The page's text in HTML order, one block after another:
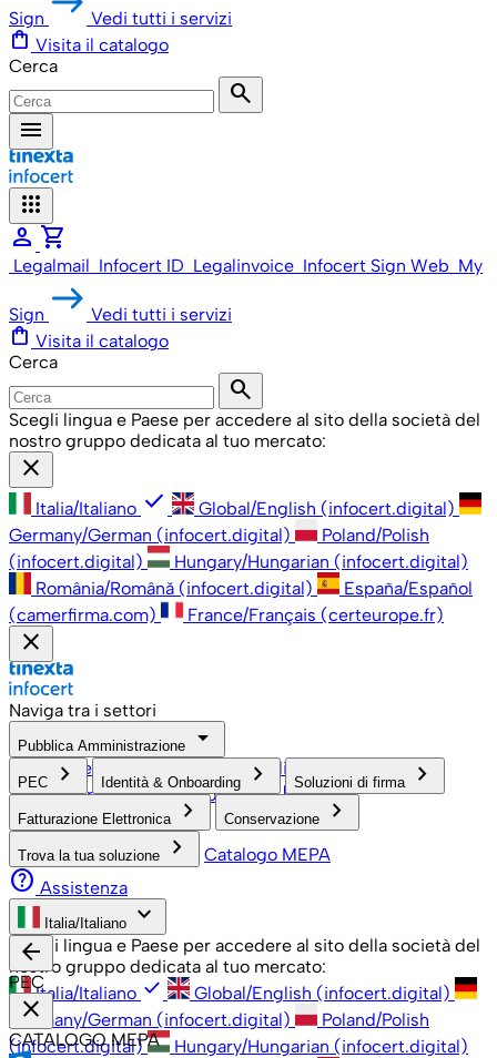
Sign Vedi tutti i servizi
shopping_bag Visita il catalogo
Cerca
search
menu
apps
person shopping_cart
Legalmail Infocert ID Legalinvoice Infocert Sign Web My
Sign Vedi tutti i servizi
shopping_bag Visita il catalogo
Cerca
search
Scegli lingua e Paese per accedere al sito della società del
nostro gruppo dedicata al tuo mercato:
close
Italia/Italiano check
Global/English (infocert.digital)
Germany/German (infocert.digital)
Poland/Polish
(infocert.digital)
Hungary/Hungarian (infocert.digital)
România/Română (infocert.digital)
España/Español
(camerfirma.com)
France/Français (certeurope.fr)
close
Naviga tra i settori
Pubblica Amministrazione arrow_drop_down
PMI, Professionisti e Privati Grandi Aziende
Pubblica
Amministrazione check Associazioni open_in_new
PEC keyboard_arrow_right Identità & Onboarding keyboard_arrow_right Soluzioni di firma keyboard_arrow_right
Fatturazione Elettronica keyboard_arrow_right Conservazione keyboard_arrow_right
Trova la tua soluzione keyboard_arrow_right Catalogo MEPA
help Assistenza
Italia/Italiano keyboard_arrow_down
Scegli lingua e Paese per accedere al sito della società del
nostro gruppo dedicata al tuo mercato:
Italia/Italiano check
Global/English (infocert.digital)
Germany/German (infocert.digital)
Poland/Polish
(infocert.digital)
Hungary/Hungarian (infocert.digital)
arrow_back
PEC
close
CATALOGO MEPA